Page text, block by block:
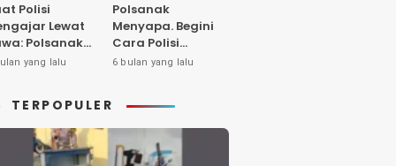
Polisi
Lewat
Polsanak
Sentuh
Dini
yang lalu
Polsanak
Menyapa. Begini
Cara Polisi
Mendekatkan
Sejak Usia Dini
6 bulan yang lalu
TERPOPULER